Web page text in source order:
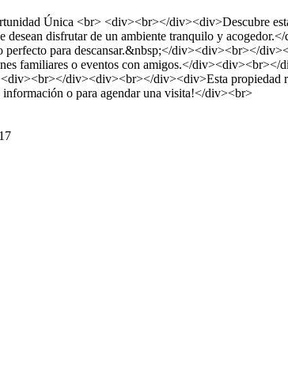
Única <br> <div><br></div><div>Descubre
desean disfrutar de un ambiente tranquilo y
perfecto para descansar.&nbsp;</div><div><br></
familiares o eventos con amigos.</
div><div><br></div><div>Esta propiedad
o para agendar una visita!</div><br>